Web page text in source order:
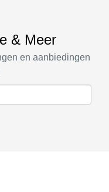
& Meer
en aanbiedingen